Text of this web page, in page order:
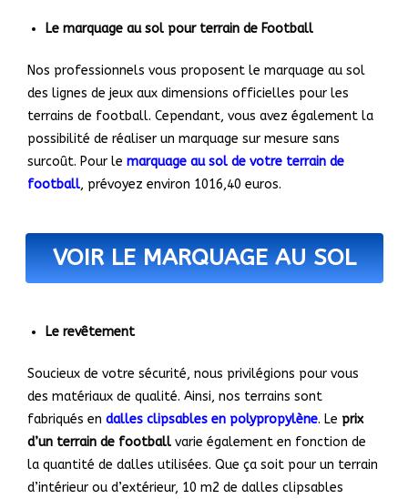
Le marquage au sol pour terrain de Football
Nos professionnels vous proposent le marquage au sol
des lignes de jeux aux dimensions officielles pour les
terrains de football. Cependant, vous avez également la
possibilité de réaliser un marquage sur mesure sans
surcoût. Pour le marquage au sol de votre terrain de
football, prévoyez environ 1016,40 euros.
VOIR LE MARQUAGE AU SOL
Le revêtement
Soucieux de votre sécurité, nous privilégions pour vous
des matériaux de qualité. Ainsi, nos terrains sont
fabriqués en dalles clipsables en polypropylène. Le prix
d’un terrain de football varie également en fonction de
la quantité de dalles utilisées. Que ça soit pour un terrain
d’intérieur ou d’extérieur, 10 m2 de dalles clipsables